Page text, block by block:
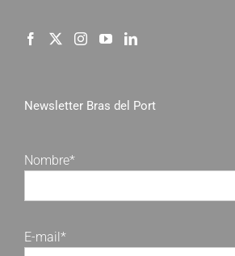
Newsletter Bras del Port
Nombre*
E-mail*